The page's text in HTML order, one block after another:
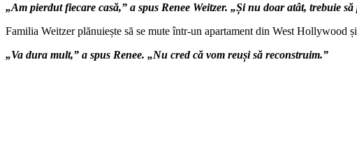
„Am pierdut fiecare casă,” a spus Renee Weitzer. „Și nu doar atât, trebuie
Familia Weitzer plănuiește să se mute într-un apartament din West Hollywood
„Va dura mult,” a spus Renee. „Nu cred că vom reuși să reconstruim.”